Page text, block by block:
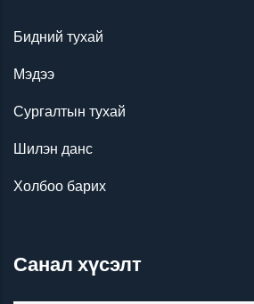
Бидний тухай
Мэдээ
Сургалтын тухай
Шилэн данс
Холбоо барих
Санал хүсэлт